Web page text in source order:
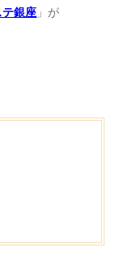
銀座 」が